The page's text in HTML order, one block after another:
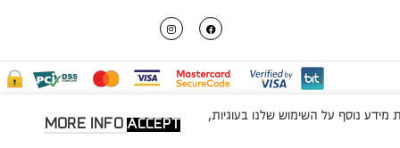
נוסף על השימוש שלנו בעוגיות,
MORE INFO ACCEPT